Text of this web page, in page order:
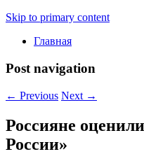
Skip to primary content
Главная
Post navigation
← Previous Next →
Россияне
России»